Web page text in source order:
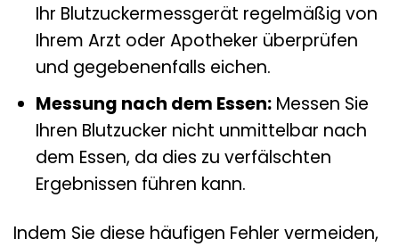
Ihr Blutzuckermessgerät regelmäßig von
Ihrem Arzt oder Apotheker überprüfen
und gegebenenfalls eichen.
Messung nach dem Essen:Messen Sie
Ihren Blutzucker nicht unmittelbar nach
dem Essen, da dies zu verfälschten
Ergebnissen führen kann.
Indem Sie diese häufigen Fehler vermeiden,